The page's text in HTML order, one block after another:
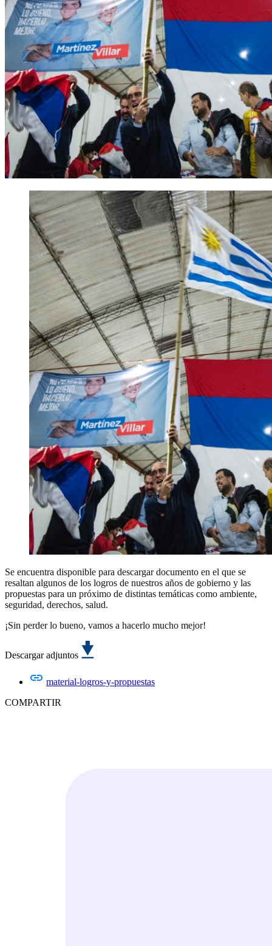
Se encuentra disponible para descargar documento en el que se
resaltan algunos de los logros de nuestros años de gobierno y las
propuestas para un próximo de distintas temáticas como ambiente,
seguridad, derechos, salud.
¡Sin perder lo bueno, vamos a hacerlo mucho mejor!
Descargar adjuntos
material-logros-y-propuestas
COMPARTIR